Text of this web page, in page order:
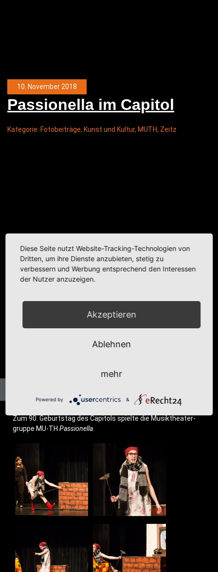
10. November 2018
Pas­sio­nella im Capitol
Kategorie: Fotobeiträge, Kunst und Kultur, MUTH, Zeitz
Zum 90. Geburts­tag des Capi­tols spiel­te die Musik­thea­ter­
grup­pe MU-THPas­sio­nella
Diese Seite nutzt Website-Tracking-Technologien von
Dritten, um ihre Dienste anzubieten, stetig zu
verbessern und Werbung entsprechend den Interessen
der Nutzer anzuzeigen.
Akzeptieren
Ablehnen
mehr
Powered by &